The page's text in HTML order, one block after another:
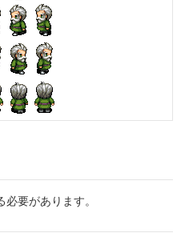
必要があります。